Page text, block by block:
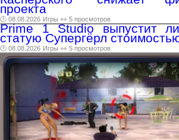
проекта
🕑 08.08.2026 Игры 👀 5 просмотров
Prime 1 Studio выпустит
статую Супергёрл
🕑 08.08.2026 Игры 👀 5 просмотров